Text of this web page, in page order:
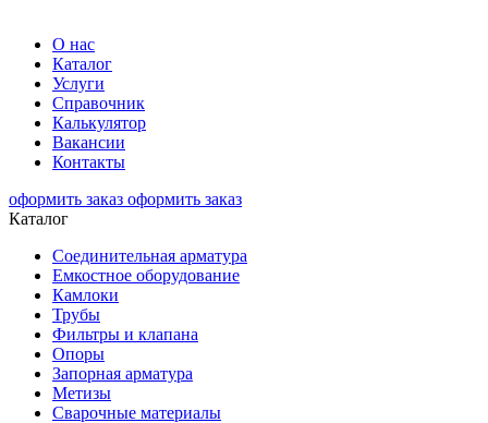
О нас
Каталог
Услуги
Справочник
Калькулятор
Вакансии
Контакты
оформить заказ оформить заказ
Каталог
Соединительная арматура
Емкостное оборудование
Камлоки
Трубы
Фильтры и клапана
Опоры
Запорная арматура
Метизы
Сварочные материалы